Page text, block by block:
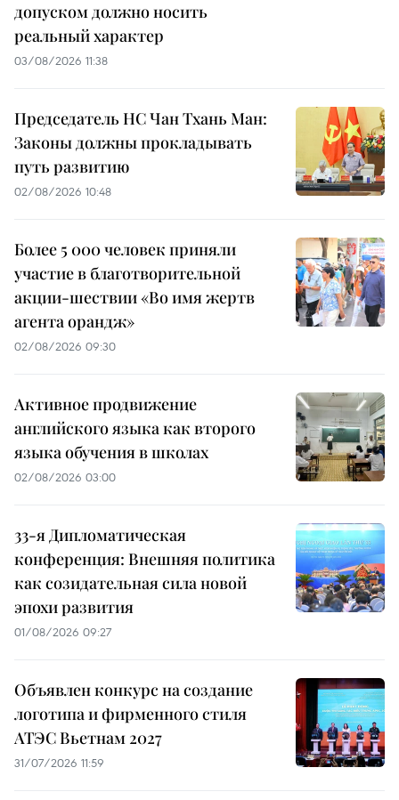
допуском должно носить
реальный характер
03/08/2026 11:38
Председатель НС Чан Тхань Ман:
Законы должны прокладывать
путь развитию
02/08/2026 10:48
Более 5 000 человек приняли
участие в благотворительной
акции-шествии «Во имя жертв
агента орандж»
02/08/2026 09:30
Активное продвижение
английского языка как второго
языка обучения в школах
02/08/2026 03:00
33-я Дипломатическая
конференция: Внешняя политика
как созидательная сила новой
эпохи развития
01/08/2026 09:27
Объявлен конкурс на создание
логотипа и фирменного стиля
АТЭС Вьетнам 2027
31/07/2026 11:59